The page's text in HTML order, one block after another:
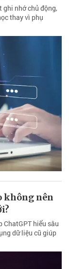
ghi nhớ chủ động,
thay vì phụ
không nên
hiểu sâu
dữ liệu cũ giúp